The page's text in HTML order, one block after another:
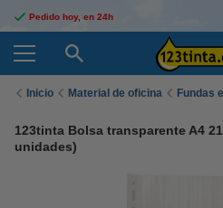
Pedido hoy, en 24h
Inicio Material de oficina Fundas
123tinta Bolsa transparente A4
unidades)